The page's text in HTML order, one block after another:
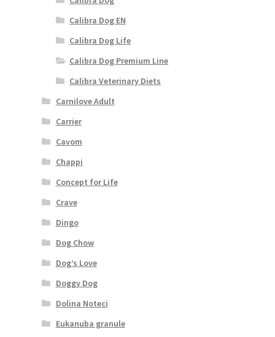
Calibra Dog EN
Calibra Dog Life
Calibra Dog Premium Line
Calibra Veterinary Diets
Carnilove Adult
Carrier
Cavom
Chappi
Concept for Life
Crave
Dingo
Dog Chow
Dog’s Love
Doggy Dog
Dolina Noteci
Eukanuba granule